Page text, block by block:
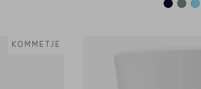
KOMMETJE